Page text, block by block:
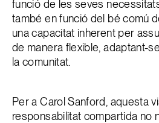
funció de les seves
també en funció del bé comú
una capacitat inherent per
de manera flexible, adaptant-
la comunitat.
Per a Carol Sanford, aquesta
responsabilitat compartida no